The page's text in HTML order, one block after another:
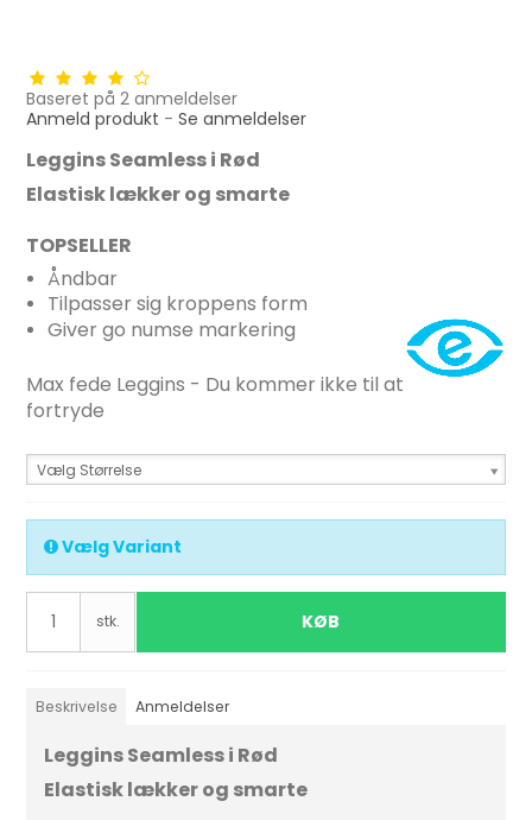
Baseret på 2 anmeldelser
Anmeld produkt -Se anmeldelser
Leggins Seamless i Rød
Elastisk lækker og smarte
TOPSELLER
Åndbar
Tilpasser sig kroppens form
Giver go numse markering
Max fede Leggins - Du kommer ikke til at
fortryde
Vælg Størrelse
Vælg Variant
stk. KØB
Beskrivelse Anmeldelser
Leggins Seamless i Rød
Elastisk lækker og smarte